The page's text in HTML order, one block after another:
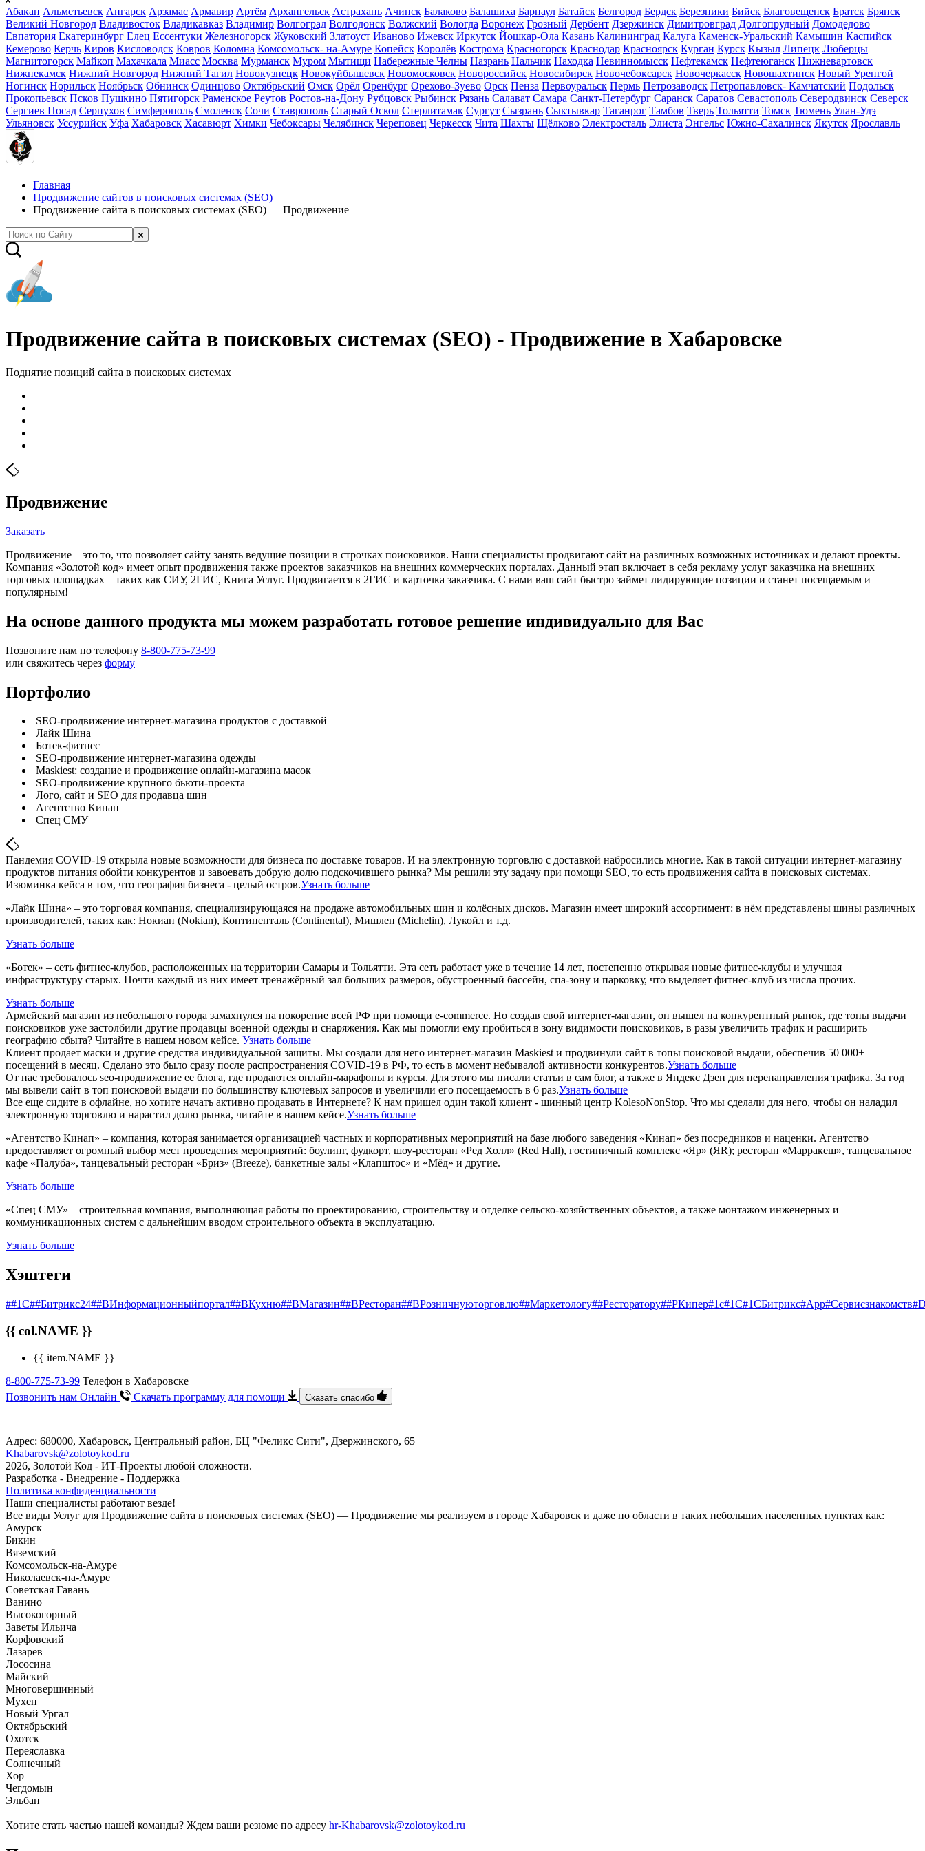
Абакан Альметьевск Ангарск Арзамас Армавир Артём Архангельск Астрахань Ачинск Балаково Балашиха Барнаул Батайск Белгород Бердск Березники Бийск Благовещенск Братск Брянск
Великий Новгород Владивосток Владикавказ Владимир Волгоград Волгодонск Волжский Вологда Воронеж Грозный Дербент Дзержинск Димитровград Долгопрудный Домодедово
Евпатория Екатеринбург Елец Ессентуки Железногорск Жуковский Златоуст Иваново Ижевск Иркутск Йошкар-Ола Казань Калининград Калуга Каменск-Уральский Камышин Каспийск
Кемерово Керчь Киров Кисловодск Ковров Коломна Комсомольск- на-Амуре Копейск Королёв Кострома Красногорск Краснодар Красноярск Курган Курск Кызыл Липецк Люберцы
Магнитогорск Майкоп Махачкала Миасс Москва Мурманск Муром Мытищи Набережные Челны Назрань Нальчик Находка Невинномысск Нефтекамск Нефтеюганск Нижневартовск
Нижнекамск Нижний Новгород Нижний Тагил Новокузнецк Новокуйбышевск Новомосковск Новороссийск Новосибирск Новочебоксарск Новочеркасск Новошахтинск Новый Уренгой
Ногинск Норильск Ноябрьск Обнинск Одинцово Октябрьский Омск Орёл Оренбург Орехово-Зуево Орск Пенза Первоуральск Пермь Петрозаводск Петропавловск- Камчатский Подольск
Прокопьевск Псков Пушкино Пятигорск Раменское Реутов Ростов-на-Дону Рубцовск Рыбинск Рязань Салават Самара Санкт-Петербург Саранск Саратов Севастополь Северодвинск Северск
Сергиев Посад Серпухов Симферополь Смоленск Сочи Ставрополь Старый Оскол Стерлитамак Сургут Сызрань Сыктывкар Таганрог Тамбов Тверь Тольятти Томск Тюмень Улан-Удэ
Ульяновск Уссурийск Уфа Хабаровск Хасавюрт Химки Чебоксары Челябинск Череповец Черкесск Чита Шахты Щёлково Электросталь Элиста Энгельс Южно-Сахалинск Якутск Ярославль
Главная
Продвижение сайтов в поисковых системах (SEO)
Продвижение сайта в поисковых системах (SEO) — Продвижение
Продвижение сайта в поисковых системах (SEO) - Продвижение в Хабаровске
Поднятие позиций сайта в поисковых системах
Продвижение
Заказать
Продвижение – это то, что позволяет сайту занять ведущие позиции в строчках поисковиков. Наши специалисты продвигают сайт на различных возможных источниках и делают проекты.
Компания «Золотой код» имеет опыт продвижения также проектов заказчиков на внешних коммерческих порталах. Данный этап включает в себя рекламу услуг заказчика на внешних
торговых площадках – таких как СИУ, 2ГИС, Книга Услуг. Продвигается в 2ГИС и карточка заказчика. С нами ваш сайт быстро займет лидирующие позиции и станет посещаемым и
популярным!
На основе данного продукта мы можем разработать готовое решение индивидуально для Вас
Позвоните нам по телефону 8-800-775-73-99
или свяжитесь через форму
Портфолио
SEO-продвижение интернет-магазина продуктов с доставкой
Лайк Шина
Ботек-фитнес
SEO-продвижение интернет-магазина одежды
Maskiest: создание и продвижение онлайн-магазина масок
SEO-продвижение крупного бьюти-проекта
Лого, сайт и SEO для продавца шин
Агентство Кинап
Спец СМУ
Пандемия COVID-19 открыла новые возможности для бизнеса по доставке товаров. И на электронную торговлю с доставкой набросились многие. Как в такой ситуации интернет-магазину
продуктов питания обойти конкурентов и завоевать добрую долю подскочившего рынка? Мы решили эту задачу при помощи SEO, то есть продвижения сайта в поисковых системах.
Изюминка кейса в том, что география бизнеса - целый остров.Узнать больше
«Лайк Шина» – это торговая компания, специализирующаяся на продаже автомобильных шин и колёсных дисков. Магазин имеет широкий ассортимент: в нём представлены шины различных
производителей, таких как: Нокиан (Nokian), Континенталь (Continental), Мишлен (Michelin), Лукойл и т.д.
Узнать больше
«Ботек» – сеть фитнес-клубов, расположенных на территории Самары и Тольятти. Эта сеть работает уже в течение 14 лет, постепенно открывая новые фитнес-клубы и улучшая
инфраструктуру старых. Почти каждый из них имеет тренажёрный зал больших размеров, обустроенный бассейн, спа-зону и парковку, что выделяет фитнес-клуб из числа прочих.
Узнать больше
Армейский магазин из небольшого города замахнулся на покорение всей РФ при помощи e-commerce. Но создав свой интернет-магазин, он вышел на конкурентный рынок, где топы выдачи
поисковиков уже застолбили другие продавцы военной одежды и снаряжения. Как мы помогли ему пробиться в зону видимости поисковиков, в разы увеличить трафик и расширить
географию сбыта? Читайте в нашем новом кейсе. Узнать больше
Клиент продает маски и другие средства индивидуальной защиты. Мы создали для него интернет-магазин Maskiest и продвинули сайт в топы поисковой выдачи, обеспечив 50 000+
посещений в месяц. Сделано это было сразу после распространения COVID-19 в РФ, то есть в момент небывалой активности конкурентов.Узнать больше
От нас требовалось seo-продвижение ее блога, где продаются онлайн-марафоны и курсы. Для этого мы писали статьи в сам блог, а также в Яндекс Дзен для перенаправления трафика. За год
мы вывели сайт в топ поисковой выдачи по большинству ключевых запросов и увеличили его посещаемость в 6 раз.Узнать больше
Все еще сидите в офлайне, но хотите начать активно продавать в Интернете? К нам пришел один такой клиент - шинный центр KolesoNonStop. Что мы сделали для него, чтобы он наладил
электронную торговлю и нарастил долю рынка, читайте в нашем кейсе.Узнать больше
«Агентство Кинап» – компания, которая занимается организацией частных и корпоративных мероприятий на базе любого заведения «Кинап» без посредников и наценки. Агентство
предоставляет огромный выбор мест проведения мероприятий: боулинг, фудкорт, шоу-ресторан «Ред Холл» (Red Hall), гостиничный комплекс «Яр» (ЯR); ресторан «Марракеш», танцевальное
кафе «Палуба», танцевальный ресторан «Бриз» (Breeze), банкетные залы «Клапштос» и «Мёд» и другие.
Узнать больше
«Спец СМУ» – строительная компания, выполняющая работы по проектированию, строительству и отделке сельско-хозяйственных объектов, а также монтажом инженерных и
коммуникационных систем с дальнейшим вводом строительного объекта в эксплуатацию.
Узнать больше
Хэштеги
##1С##Битрикс24##ВИнформационныйпортал##ВКухню##ВМагазин##ВРесторан##ВРозничнуюторговлю##Маркетологу##Ресторатору##РКипер#1c#1С#1СБитрикс#App#Cервисзнакомств
{{ col.NAME }}
{{ item.NAME }}
8-800-775-73-99 Телефон в Хабаровске
Позвонить нам Онлайн
Скачать программу для помощи Сказать спасибо
Адрес: 680000, Хабаровск, Центральный район, БЦ "Феликс Сити", ​Дзержинского, 65
Khabarovsk@zolotoykod.ru
2026, Золотой Код - ИТ-Проекты любой сложности.
Разработка - Внедрение - Поддержка
Политика конфиденциальности
Наши специалисты работают везде!
Все виды Услуг для Продвижение сайта в поисковых системах (SEO) — Продвижение мы реализуем в городе Хабаровск и даже по области в таких небольших населенных пунктах как:
Амурск
Бикин
Вяземский
Комсомольск-на-Амуре
Николаевск-на-Амуре
Советская Гавань
Ванино
Высокогорный
Заветы Ильича
Корфовский
Лазарев
Лососина
Майский
Многовершинный
Мухен
Новый Ургал
Октябрьский
Охотск
Переяславка
Солнечный
Хор
Чегдомын
Эльбан
Хотите стать частью нашей команды? Ждем ваши резюме по адресу hr-Khabarovsk@zolotoykod.ru